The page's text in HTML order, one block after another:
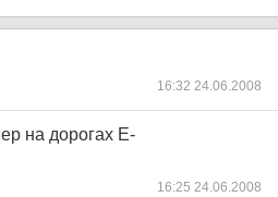
16:32 24.06.2008
на дорогах Е-
16:25 24.06.2008